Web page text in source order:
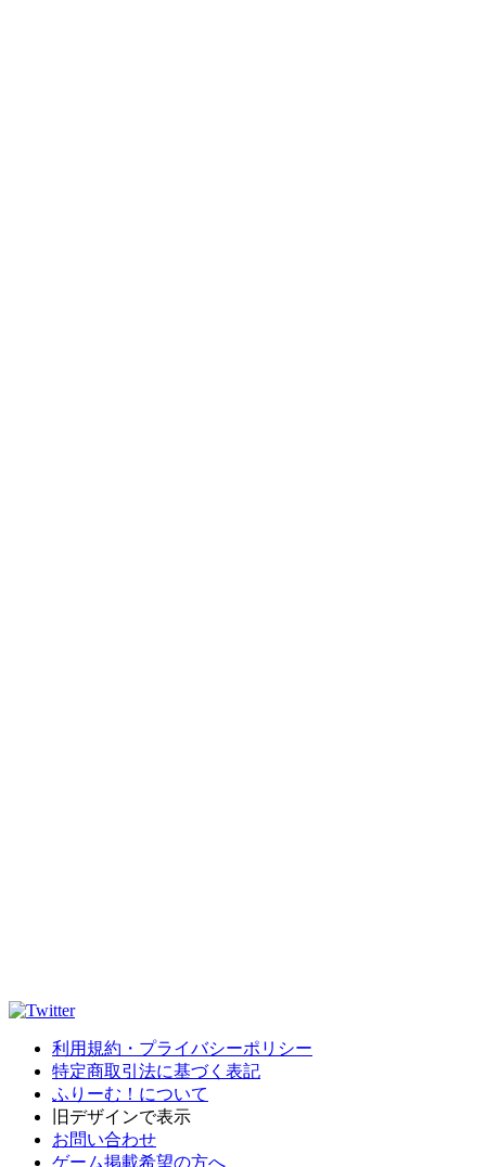
利用規約・プライバシーポリシー
特定商取引法に基づく表記
ふりーむ！について
旧デザインで表示
お問い合わせ
ゲーム掲載希望の方へ